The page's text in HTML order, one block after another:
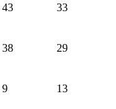
43 33
38 29
9 13